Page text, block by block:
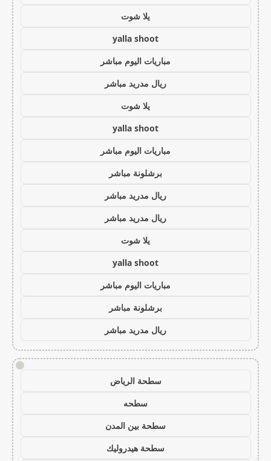
يلا شوت
yalla shoot
مباريات اليوم مباشر
ريال مدريد مباشر
يلا شوت
yalla shoot
مباريات اليوم مباشر
برشلونة مباشر
ريال مدريد مباشر
ريال مدريد مباشر
يلا شوت
yalla shoot
مباريات اليوم مباشر
برشلونة مباشر
ريال مدريد مباشر
!
سطحة الرياض
سطحه
سطحة بين المدن
سطحة هيدروليك